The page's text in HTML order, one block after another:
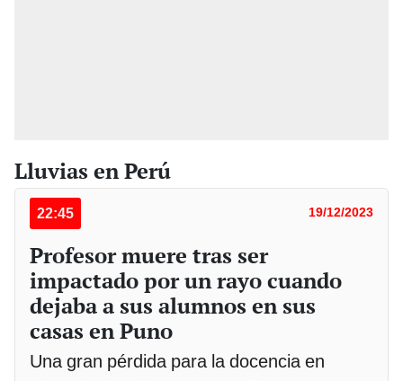
Lluvias en Perú
22:45 19/12/2023
Profesor muere tras ser
impactado por un rayo cuando
dejaba a sus alumnos en sus
casas en Puno
Una gran pérdida para la docencia en